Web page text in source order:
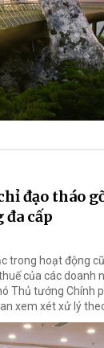
đạo tháo
cấp
trong hoạt động
của các doanh
Thủ tướng Chính
xem xét xử lý